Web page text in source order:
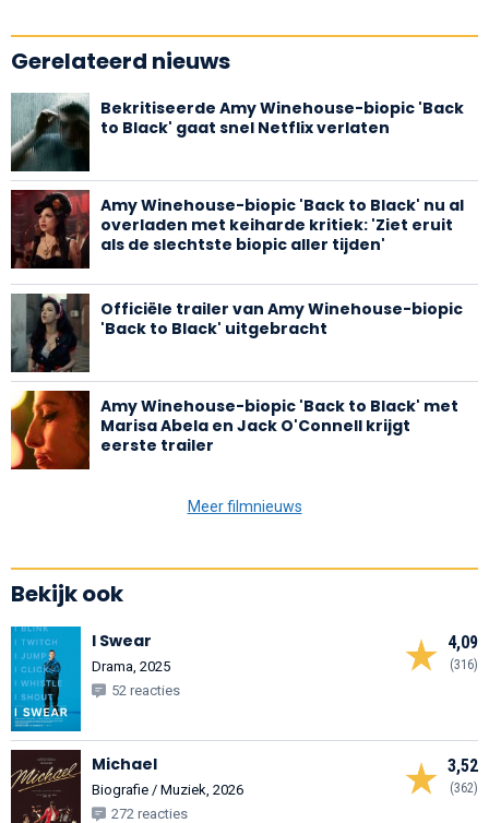
Gerelateerd nieuws
Bekritiseerde Amy Winehouse-biopic 'Back
to Black' gaat snel Netflix verlaten
Amy Winehouse-biopic 'Back to Black' nu al
overladen met keiharde kritiek: 'Ziet eruit
als de slechtste biopic aller tijden'
Officiële trailer van Amy Winehouse-biopic
'Back to Black' uitgebracht
Amy Winehouse-biopic 'Back to Black' met
Marisa Abela en Jack O'Connell krijgt
eerste trailer
Meer filmnieuws
Bekijk ook
4,09
(316)
I Swear
Drama, 2025
52 reacties
3,52
(362)
Michael
Biografie / Muziek, 2026
272 reacties